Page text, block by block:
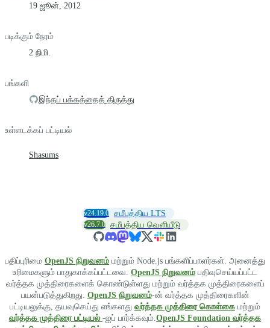
19 ஜூன், 2012
படிக்கும் நேரம்
2 நிமி.
பங்களி
இந்தப் பக்கத்தைத் திருத்து
உள்ளடக்கப் பட்டியல்
Shasums
v24.19.0 சமீபத்திய LTS
v26.7.0 சமீபத்திய வெளியீடு
பதிப்புரிமை OpenJS நிறுவனம் மற்றும் Node.js பங்களிப்பாளர்கள். அனைத்து
உரிமைகளும் பாதுகாக்கப்பட்டவை. OpenJS நிறுவனம் பதிவுசெய்யப்பட்ட
வர்த்தக முத்திரைகளைக் கொண்டுள்ளது மற்றும் வர்த்தக முத்திரைகளைப்
பயன்படுத்துகிறது. OpenJS நிறுவனம்-ன் வர்த்தக முத்திரைகளின்
பட்டியலுக்கு, தயவுசெய்து எங்களது வர்த்தக முத்திரை கொள்கை மற்றும்
வர்த்தக முத்திரை பட்டியல் -ஐப் பார்க்கவும். OpenJS Foundation வர்த்தக